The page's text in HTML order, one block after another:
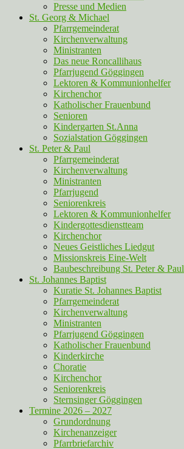
Presse und Medien
St. Georg & Michael
Pfarrgemeinderat
Kirchenverwaltung
Ministranten
Das neue Roncallihaus
Pfarrjugend Göggingen
Lektoren & Kommunionhelfer
Kirchenchor
Katholischer Frauenbund
Senioren
Kindergarten St.Anna
Sozialstation Göggingen
St. Peter & Paul
Pfarrgemeinderat
Kirchenverwaltung
Ministranten
Pfarrjugend
Seniorenkreis
Lektoren & Kommunionhelfer
Kindergottesdienstteam
Kirchenchor
Neues Geistliches Liedgut
Missionskreis Eine-Welt
Baubeschreibung St. Peter & Paul
St. Johannes Baptist
Kuratie St. Johannes Baptist
Pfarrgemeinderat
Kirchenverwaltung
Ministranten
Pfarrjugend Göggingen
Katholischer Frauenbund
Kinderkirche
Choratie
Kirchenchor
Seniorenkreis
Sternsinger Göggingen
Termine 2026 – 2027
Grundordnung
Kirchenanzeiger
Pfarrbriefarchiv